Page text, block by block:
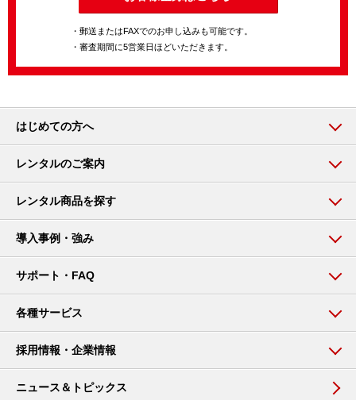
・郵送またはFAXでのお申し込みも可能です。
・審査期間に5営業日ほどいただきます。
はじめての方へ
レンタルのご案内
レンタル商品を探す
導入事例・強み
サポート・FAQ
各種サービス
採用情報・企業情報
ニュース＆トピックス